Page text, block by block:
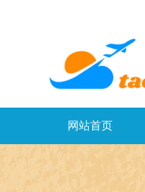
网站首页